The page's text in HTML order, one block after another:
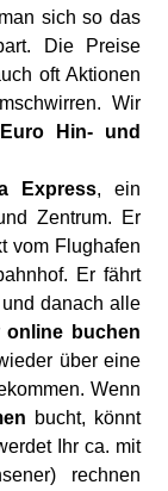
sich so das
Die Preise
oft Aktionen
Wir
Hin- und
Express, ein
Zentrum. Er
vom Flughafen
Er fährt
danach alle
online buchen
über eine
Wenn
bucht, könnt
Ihr ca. mit
rechnen